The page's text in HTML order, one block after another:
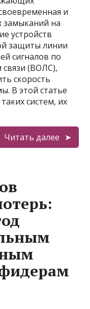
и
замыканий на
устройств
защиты линии
сигналов по
(ВОЛС),
скорость
В этой статье
систем, их
Читать далее